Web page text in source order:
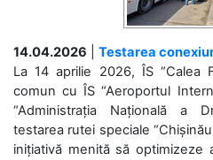
14.04.2026
Testarea
La 14 aprilie 2026, ÎS “Calea
comun cu ÎS “Aeroportul
“Administrația Națională a
testarea rutei speciale
inițiativă menită să optimizeze